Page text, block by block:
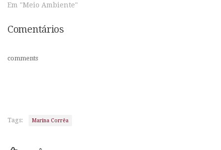
Em "Meio Ambiente"
Comentários
comments
Tags: Marina Corrêa